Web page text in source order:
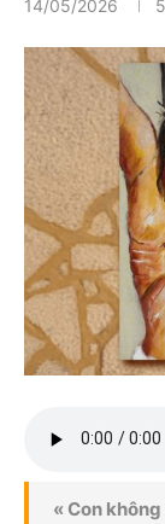
14/05/2026
« Con